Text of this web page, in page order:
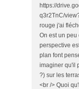
https://
q3r2TnC/
rouge j'ai
On est un
perspective
plan font
imaginer qu'il
?) sur les
<br /> Quoi